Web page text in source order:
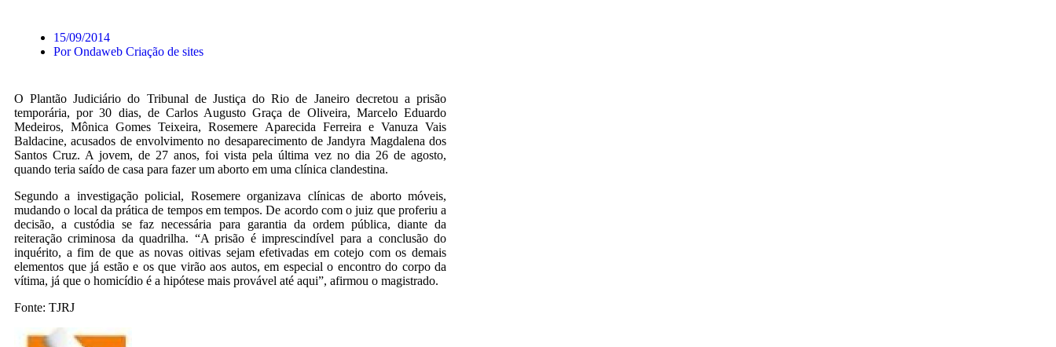
15/09/2014
PorOndaweb Criação de sites
O Plantão Judiciário do Tribunal de Justiça do Rio de Janeiro decretou a prisão
temporária, por 30 dias, de Carlos Augusto Graça de Oliveira, Marcelo Eduardo
Medeiros, Mônica Gomes Teixeira, Rosemere Aparecida Ferreira e Vanuza Vais
Baldacine, acusados de envolvimento no desaparecimento de Jandyra Magdalena dos
Santos Cruz. A jovem, de 27 anos, foi vista pela última vez no dia 26 de agosto,
quando teria saído de casa para fazer um aborto em uma clínica clandestina.
Segundo a investigação policial, Rosemere organizava clínicas de aborto móveis,
mudando o local da prática de tempos em tempos. De acordo com o juiz que proferiu a
decisão, a custódia se faz necessária para garantia da ordem pública, diante da
reiteração criminosa da quadrilha. “A prisão é imprescindível para a conclusão do
inquérito, a fim de que as novas oitivas sejam efetivadas em cotejo com os demais
elementos que já estão e os que virão aos autos, em especial o encontro do corpo da
vítima, já que o homicídio é a hipótese mais provável até aqui”, afirmou o magistrado.
Fonte: TJRJ